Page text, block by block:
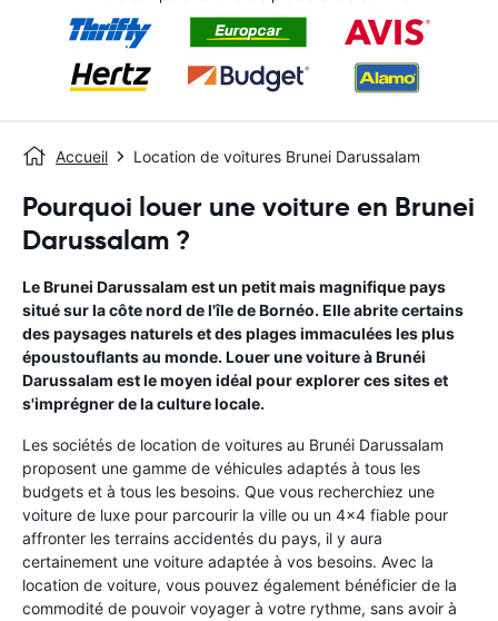
Accueil Location de voitures Brunei Darussalam
Pourquoi louer une voiture en Brunei
Darussalam ?
Le Brunei Darussalam est un petit mais magnifique pays
situé sur la côte nord de l'île de Bornéo. Elle abrite certains
des paysages naturels et des plages immaculées les plus
époustouflants au monde. Louer une voiture à Brunéi
Darussalam est le moyen idéal pour explorer ces sites et
s'imprégner de la culture locale.
Les sociétés de location de voitures au Brunéi Darussalam
proposent une gamme de véhicules adaptés à tous les
budgets et à tous les besoins. Que vous recherchiez une
voiture de luxe pour parcourir la ville ou un 4x4 fiable pour
affronter les terrains accidentés du pays, il y aura
certainement une voiture adaptée à vos besoins. Avec la
location de voiture, vous pouvez également bénéficier de la
commodité de pouvoir voyager à votre rythme, sans avoir à